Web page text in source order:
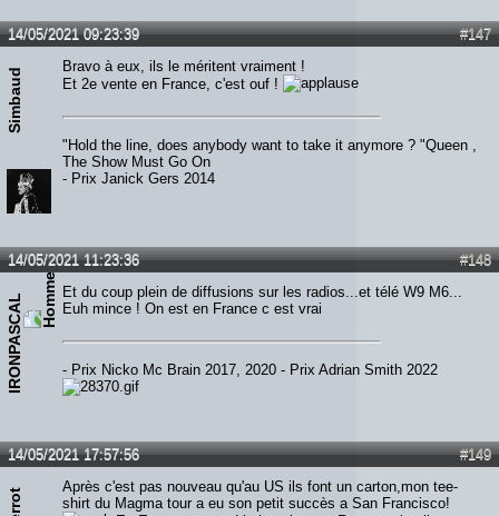
#147
14/05/2021 09:23:39
Simbaud
Bravo à eux, ils le méritent vraiment !
Et 2e vente en France, c'est ouf !
"Hold the line, does anybody want to take it anymore ? "Queen ,
The Show Must Go On
- Prix Janick Gers 2014
#148
14/05/2021 11:23:36
IRONPASCAL
Et du coup plein de diffusions sur les radios...et télé W9 M6...
Euh mince ! On est en France c est vrai
- Prix Nicko Mc Brain 2017, 2020 - Prix Adrian Smith 2022
#149
14/05/2021 17:57:56
Après c'est pas nouveau qu'au US ils font un carton,mon tee-
shirt du Magma tour a eu son petit succès a San Francisco!